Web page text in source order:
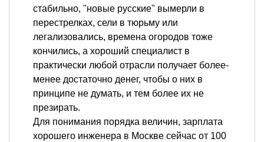
стабильно, "новые русские" вымерли в
перестрелках, сели в тюрьму или
легализовались, времена огородов тоже
кончились, а хороший специалист в
практически любой отрасли получает более-
менее достаточно денег, чтобы о них в
принципе не думать, и тем более их не
презирать.
Для понимания порядка величин, зарплата
хорошего инженера в Москве сейчас от 100